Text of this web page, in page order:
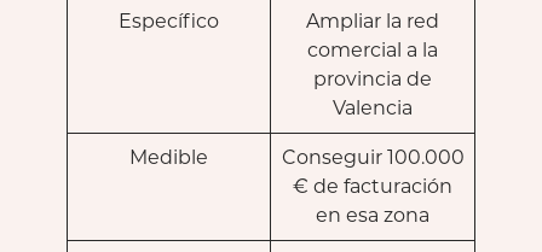
Específico
Ampliar la red
comercial a la
provincia de
Valencia
Medible
Conseguir 100.000
€ de facturación
en esa zona